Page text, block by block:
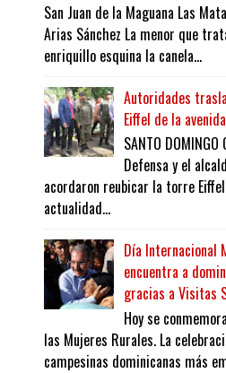
San Juan de la Maguana Las
Arias Sánchez La menor que
enriquillo esquina la canela...
Autoridades
Eiffel de la
SANTO
Defensa y el
acordaron reubicar la torre
actualidad...
Día Internacional
encuentra a
gracias a Visitas
Hoy se
las Mujeres Rurales. La
campesinas dominicanas más